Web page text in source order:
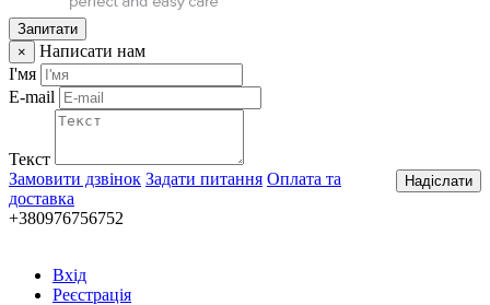
Запитати
×
Написати нам
І'мя
E-mail
Текст
Надіслати
Замовити дзвінок Задати питання Оплата та
доставка
+380976756752
Вхід
Реєстрація